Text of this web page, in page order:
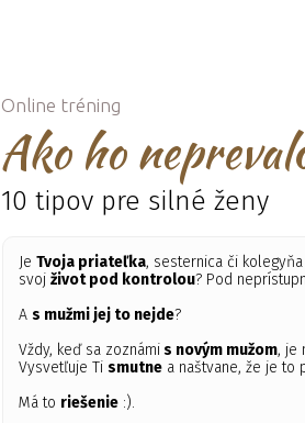
Online tréning
Ako ho
10 tipov pre silné ženy
JeTvoja priateľka, sesternica či
svojživot pod kontrolou? Pod
As mužmi jej to nejde?
Vždy, keď sa zoznámis novým mužom, je
Vysvetľuje Tismutne a naštvane, že je to
Má to riešenie :).